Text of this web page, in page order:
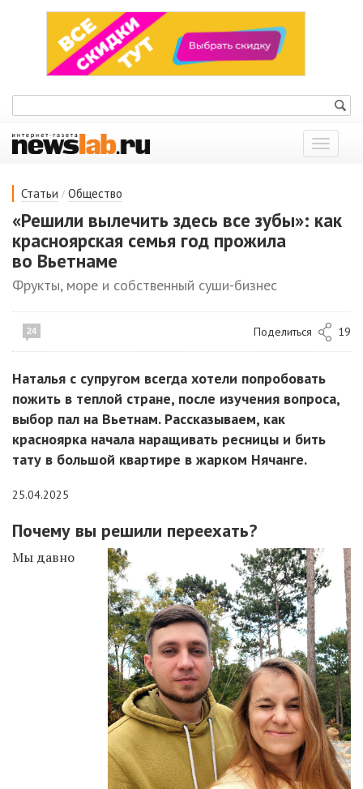
Показать
меню
Статьи / Общество
«Решили вылечить здесь все зубы»: как
красноярская семья год прожила
во Вьетнаме
Фрукты, море и собственный суши-бизнес
24 Поделиться 19
Наталья с супругом всегда хотели попробовать
пожить в теплой стране, после изучения вопроса,
выбор пал на Вьетнам. Рассказываем, как
красноярка начала наращивать ресницы и бить
тату в большой квартире в жарком Нячанге.
25.04.2025
Почему вы решили переехать?
Мы давно